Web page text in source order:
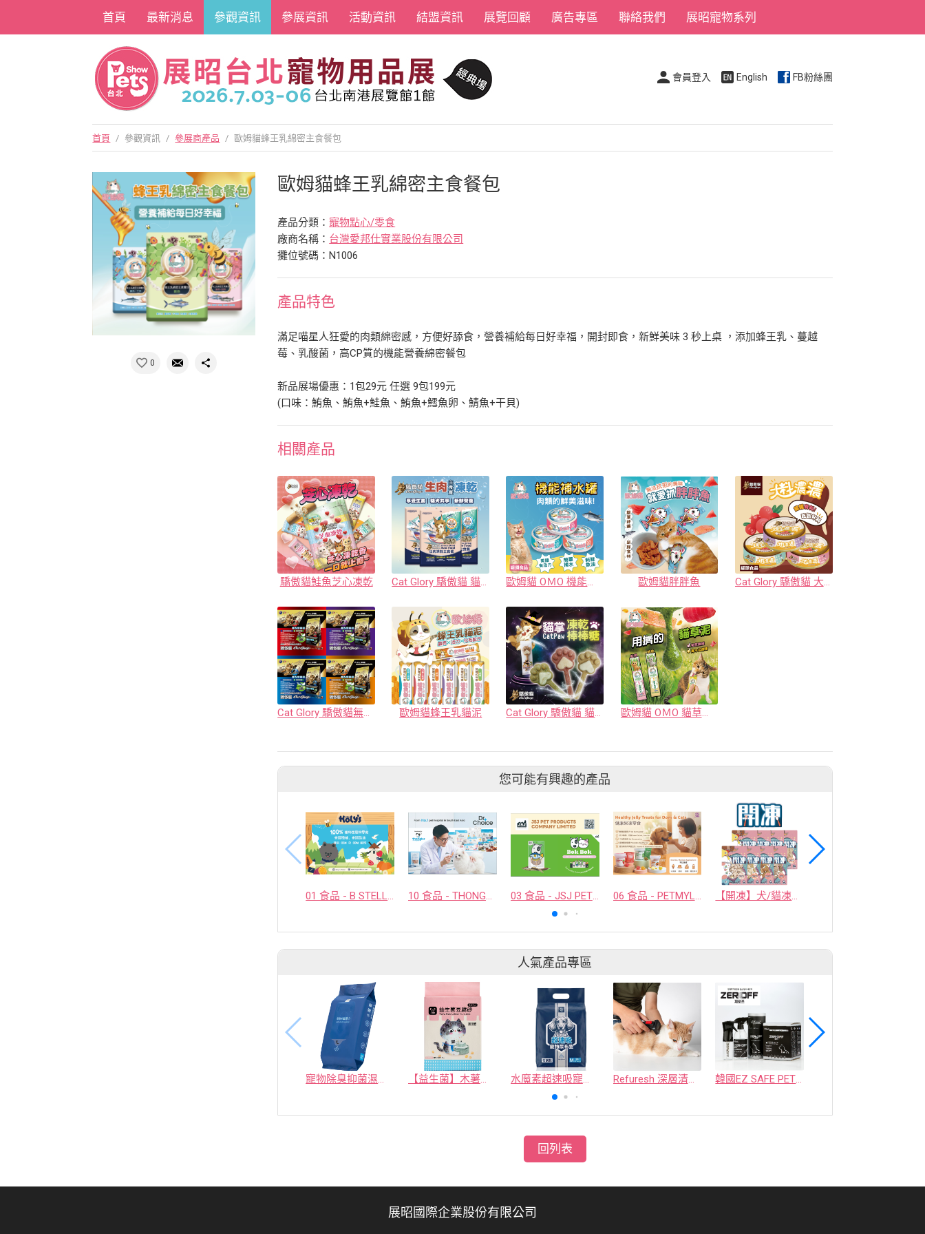
首頁 最新消息 參觀資訊 參展資訊 活動資訊 結盟資訊 展覽回顧 廣告專區 聯絡我們 展昭寵物系列
會員登入 English FB粉絲團
首頁 / 參觀資訊 / 參展商產品 / 歐姆貓蜂王乳綿密主食餐包
0
歐姆貓蜂王乳綿密主食餐包
產品分類：寵物點心/零食
廠商名稱： 台灣愛邦仕實業股份有限公司
攤位號碼：N1006
產品特色
滿足喵星人狂愛的肉類綿密感，方便好舔食，營養補給每日好幸福，開封即食，新鮮美味 3 秒上桌 ，添加蜂王乳、蔓越
莓、乳酸菌，高CP質的機能營養綿密餐包
新品展場優惠：1包29元 任選 9包199元
(口味：鮪魚、鮪魚+鮭魚、鮪魚+鱈魚卵、鯖魚+干貝)
相關產品
驕傲貓鮭魚芝心凍乾 Cat Glory 驕傲貓 貓犬共享生肉凍乾主食餐 歐姆貓 OＭO 機能補水罐 歐姆貓胖胖魚 Cat Glory 驕傲貓 大料濃濃 主食罐
Cat Glory 驕傲貓無穀低敏化毛配方貓糧 歐姆貓蜂王乳貓泥 Cat Glory 驕傲貓 貓掌凍乾棒棒糖 歐姆貓 OＭO 貓草肉泥
您可能有興趣的產品
01 食品 - B STELLAR COMPANY LIMITED 10 食品 - THONGLOR PET HOSJPITAL CO., LTD. 03 食品 - JSJ PET PRODUCTS COMPANY LIMITED 06 食品 - PETMYLI COMPANY LIMITED 【開凍】犬/貓凍乾零食
人氣產品專區
寵物除臭抑菌濕紙巾／30抽／無味【4包100】 【益生菌】木薯豆腐砂/豆腐砂 (1包最低$119起)抽貓砂機 水魔素超速吸寵物尿布墊買1送1 Refuresh 深層清潔寵物廢毛梳 韓國EZ SAFE PET ZEROFF 消臭劑
回列表
展昭國際企業股份有限公司